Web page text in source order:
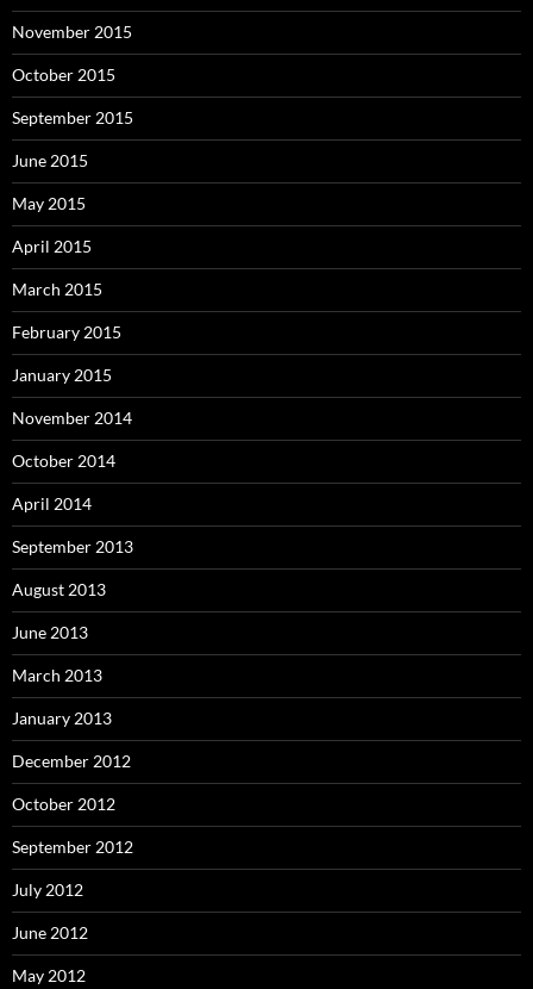
November 2015
October 2015
September 2015
June 2015
May 2015
April 2015
March 2015
February 2015
January 2015
November 2014
October 2014
April 2014
September 2013
August 2013
June 2013
March 2013
January 2013
December 2012
October 2012
September 2012
July 2012
June 2012
May 2012